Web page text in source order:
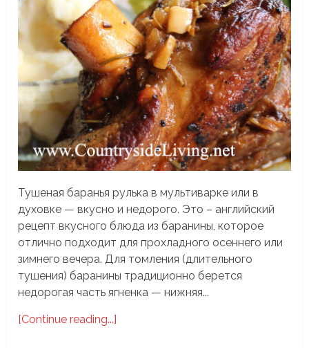
Тушеная баранья рулька в мультиварке или в
духовке — вкусно и недорого. Это – английский
рецепт вкусного блюда из баранины, которое
отлично подходит для прохладного осеннего или
зимнего вечера. Для томления (длительного
тушения) баранины традиционно берется
недорогая часть ягненка — нижняя...
[Continue reading...]